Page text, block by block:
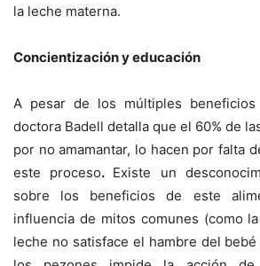
la leche materna.
Concientización y educación
A pesar de los múltiples
doctora Badell detalla que el 60% de
por no amamantar, lo hacen por falta
este proceso. Existe un
sobre los beneficios de este
influencia de mitos comunes (como
leche no satisface el hambre del